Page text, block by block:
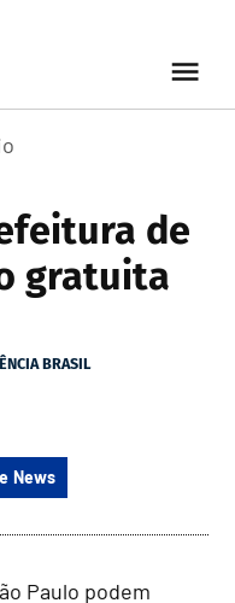
de
gratuita
BRASIL
News
Paulo podem